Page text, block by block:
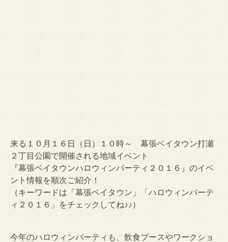
来る１０月１６日（日）１０時～ 幕張ベイタウン打瀬
２丁目公園で開催される地域イベント
『幕張ベイタウンハロウィンパーティ２０１６』のイベ
ント情報を順次ご紹介！
（キーワードは「幕張ベイタウン」「ハロウィンパーテ
ィ２０１６」をチェックしてね♪♪）
今年のハロウィンパーティも、飲食ブースやワークショ